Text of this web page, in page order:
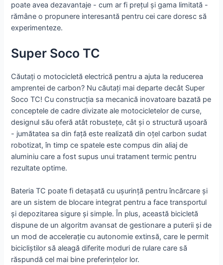
poate avea dezavantaje - cum ar fi prețul și gama limitată -
rămâne o propunere interesantă pentru cei care doresc să
experimenteze.
Super Soco TC
Căutați o motocicletă electrică pentru a ajuta la reducerea
amprentei de carbon? Nu căutați mai departe decât Super
Soco TC! Cu construcția sa mecanică inovatoare bazată pe
conceptele de cadre divizate ale motocicletelor de curse,
designul său oferă atât robustețe, cât și o structură ușoară
- jumătatea sa din față este realizată din oțel carbon sudat
robotizat, în timp ce spatele este compus din aliaj de
aluminiu care a fost supus unui tratament termic pentru
rezultate optime.
Bateria TC poate fi detașată cu ușurință pentru încărcare și
are un sistem de blocare integrat pentru a face transportul
și depozitarea sigure și simple. În plus, această bicicletă
dispune de un algoritm avansat de gestionare a puterii și de
un mod de accelerație cu autonomie extinsă, care le permit
bicicliștilor să aleagă diferite moduri de rulare care să
răspundă cel mai bine preferințelor lor.